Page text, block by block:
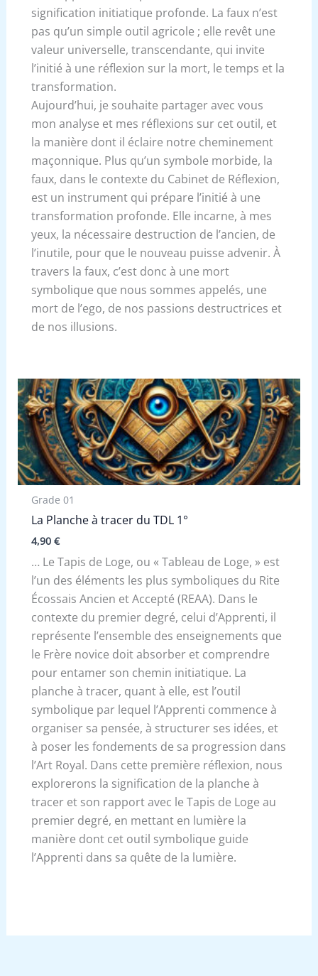
signification initiatique profonde. La faux n’est
pas qu’un simple outil agricole ; elle revêt une
valeur universelle, transcendante, qui invite
l’initié à une réflexion sur la mort, le temps et la
transformation.
Aujourd’hui, je souhaite partager avec vous
mon analyse et mes réflexions sur cet outil, et
la manière dont il éclaire notre cheminement
maçonnique. Plus qu’un symbole morbide, la
faux, dans le contexte du Cabinet de Réflexion,
est un instrument qui prépare l’initié à une
transformation profonde. Elle incarne, à mes
yeux, la nécessaire destruction de l’ancien, de
l’inutile, pour que le nouveau puisse advenir. À
travers la faux, c’est donc à une mort
symbolique que nous sommes appelés, une
mort de l’ego, de nos passions destructrices et
de nos illusions.
Grade 01
La Planche à tracer du TDL 1°
4,90 €
… Le Tapis de Loge, ou « Tableau de Loge, » est
l’un des éléments les plus symboliques du Rite
Écossais Ancien et Accepté (REAA). Dans le
contexte du premier degré, celui d’Apprenti, il
représente l’ensemble des enseignements que
le Frère novice doit absorber et comprendre
pour entamer son chemin initiatique. La
planche à tracer, quant à elle, est l’outil
symbolique par lequel l’Apprenti commence à
organiser sa pensée, à structurer ses idées, et
à poser les fondements de sa progression dans
l’Art Royal. Dans cette première réflexion, nous
explorerons la signification de la planche à
tracer et son rapport avec le Tapis de Loge au
premier degré, en mettant en lumière la
manière dont cet outil symbolique guide
l’Apprenti dans sa quête de la lumière.